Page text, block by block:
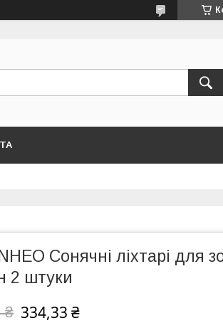
Сонячні ліхтарі для
2 штуки
₴ 334,33 ₴